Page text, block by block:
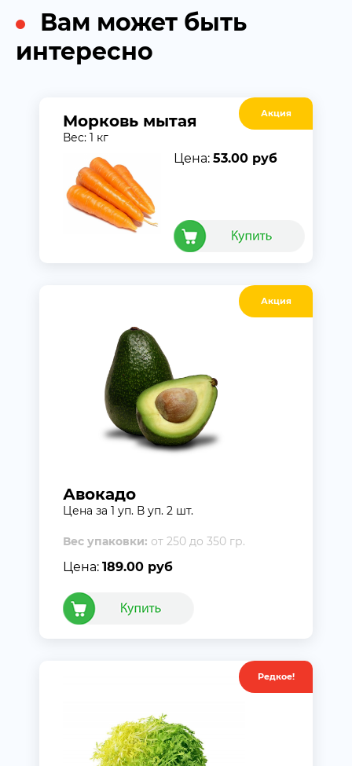
Вам может быть
интересно
Акция
Морковь мытая
Вес: 1 кг
Цена: 53.00 руб
Акция
Авокадо
Цена за 1 уп. В уп. 2 шт.
Вес упаковки: от 250 до 350 гр.
Цена: 189.00 руб
Редкое!